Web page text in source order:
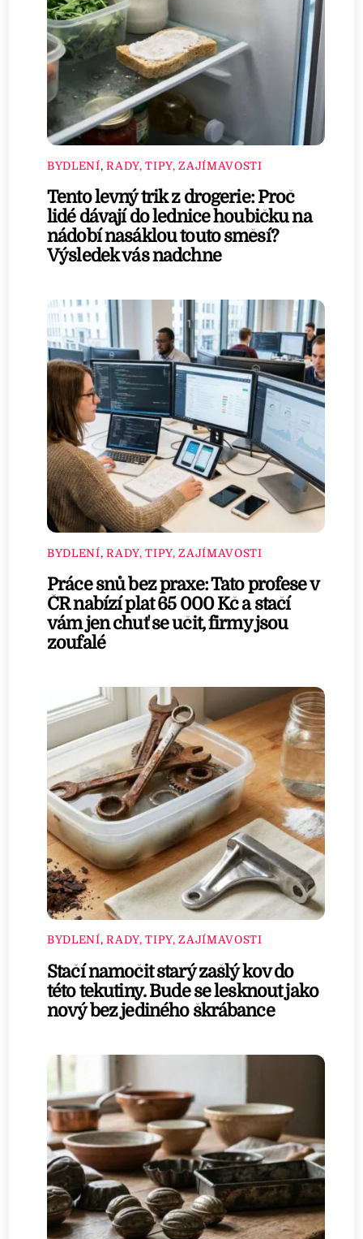
BYDLENÍ,RADY, TIPY, ZAJÍMAVOSTI
Tento levný trik z drogerie: Proč
lidé dávají do lednice houbičku na
nádobí nasáklou touto směsí?
Výsledek vás nadchne
BYDLENÍ,RADY, TIPY, ZAJÍMAVOSTI
Práce snů bez praxe: Tato profese v
ČR nabízí plat 65 000 Kč a stačí
vám jen chuť se učit, firmy jsou
zoufalé
BYDLENÍ,RADY, TIPY, ZAJÍMAVOSTI
Stačí namočit starý zašlý kov do
této tekutiny. Bude se lesknout jako
nový bez jediného škrábance